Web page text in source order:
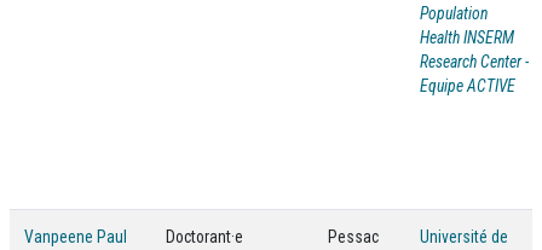
Population
Health INSERM
Research Center -
Equipe ACTIVE
Vanpeene Paul Doctorant·e Pessac
Université de